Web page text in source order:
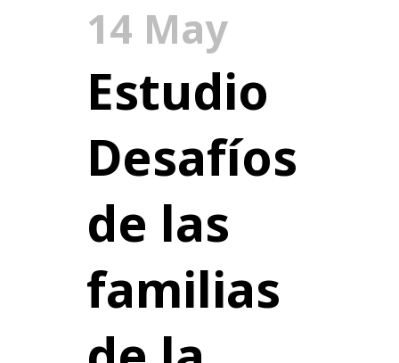
14 May
Estudio
Desafíos
de las
familias